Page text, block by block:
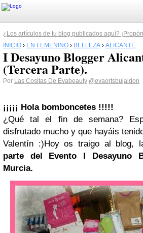
¿Los artículos de tu blog publicados aquí?
INICIO › EN FEMENINO › BELLEZA › ALICANTE
I Desayuno Blogger
(Tercera Parte).
Por Las Cositas De Evabeauty @evaortsbujaldon
¡¡¡¡¡ Hola bomboncetes !!!!!
¿Qué tal el fin de semana?
disfrutado mucho y que hayáis
Valentín :)Hoy os traigo al blog,
parte del Evento I Desayuno
Murcia.